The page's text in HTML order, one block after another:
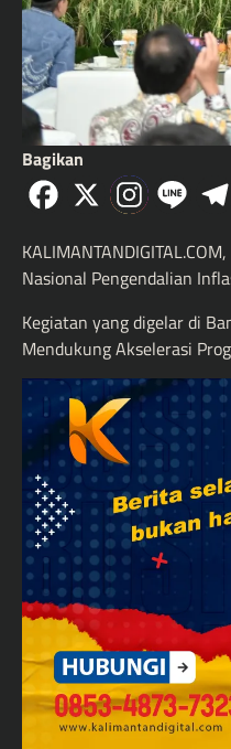
Bagikan
Nasional Pengendalian
Kegiatan yang digelar di
Mendukung Akselerasi